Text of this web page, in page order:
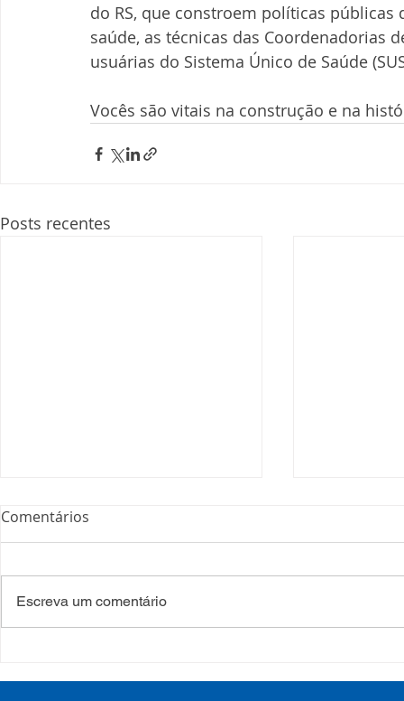
do RS, que constroem políticas
saúde, as técnicas das Coordenadorias
usuárias do Sistema Único de Saúde
Vocês são vitais na construção e na
Posts recentes
formação sobre saúde
SETEC,
Comentários
Escreva um comentário